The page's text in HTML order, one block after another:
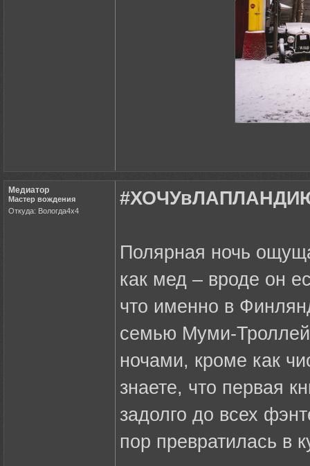
Медиатор
Мастер вождения
Откуда: Вологда4х4
Полярная ночь
как мед – вроде он
что именно в
семью Муми-
ночами, кроме как
знаете, что первая
задолго до всех
пор превратилась в